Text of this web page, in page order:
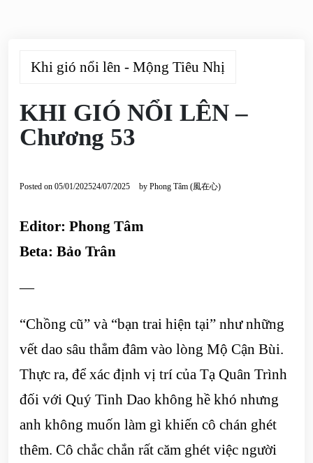
Khi gió nổi lên - Mộng Tiêu Nhị
KHI GIÓ NỔI LÊN –
Chương 53
Posted on 05/01/202524/07/2025 by Phong Tâm (風在心)
Editor: Phong Tâm
Beta: Bảo Trân
—
“Chồng cũ” và “bạn trai hiện tại” như những
vết dao sâu thẳm đâm vào lòng Mộ Cận Bùi.
Thực ra, để xác định vị trí của Tạ Quân Trình
đối với Quý Tinh Dao không hề khó nhưng
anh không muốn làm gì khiến cô chán ghét
thêm. Cô chắc chắn rất căm ghét việc người